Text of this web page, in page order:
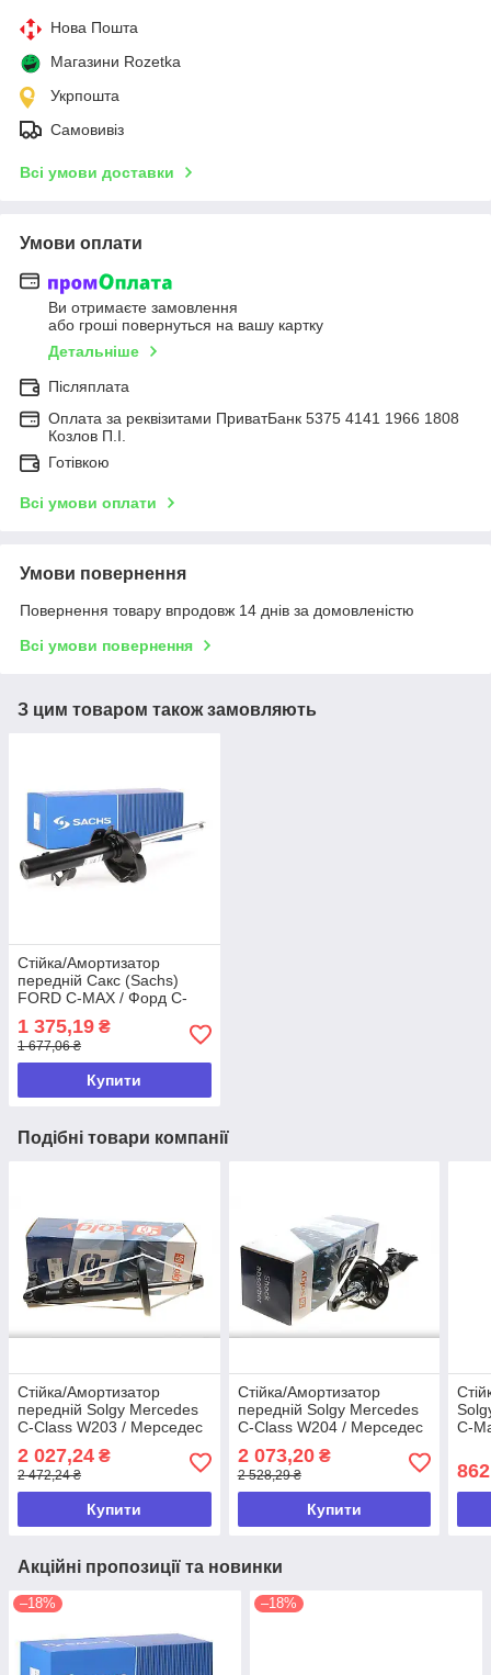
Нова Пошта
Магазини Rozetka
Укрпошта
Самовивіз
Всі умови доставки
Умови оплати
Ви отримаєте замовлення
або гроші повернуться на вашу картку
Детальніше
Післяплата
Оплата за реквізитами ПриватБанк 5375 4141 1966 1808
Козлов П.І.
Готівкою
Всі умови оплати
Умови повернення
Повернення товару впродовж 14 днів за домовленістю
Всі умови повернення
З цим товаром також замовляють
Стійка/Амортизатор
передній Сакс (Sachs)
FORD C-MAX / Форд С-
1 375,19 ₴
1 677,06 ₴
Купити
Подібні товари компанії
Стійка/Амортизатор
передній Solgy Mercedes
C-Class W203 / Мерседес
2 027,24 ₴
2 472,24 ₴
Купити
Стійка/Амортизатор
передній Solgy Mercedes
C-Class W204 / Мерседес
2 073,20₴
2 528,29 ₴
Купити
С-
Акційні пропозиції та новинки
–18% –18%